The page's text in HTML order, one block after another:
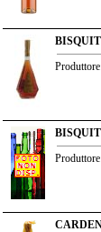
BISQUIT